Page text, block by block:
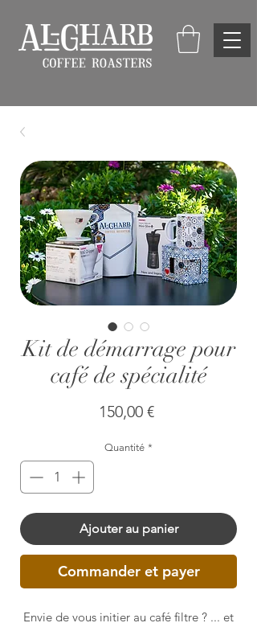
Kit de démarrage pour
café de spécialité
150,00 €Prix
Quantité *
Ajouter au panier
Commander et payer
Envie de vous initier au café filtre ? ... et